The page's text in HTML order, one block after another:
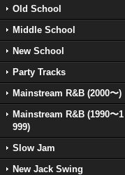
Old School
Middle School
New School
Party Tracks
Mainstream R&B (2000〜)
Mainstream R&B (1990〜1
999)
Slow Jam
New Jack Swing